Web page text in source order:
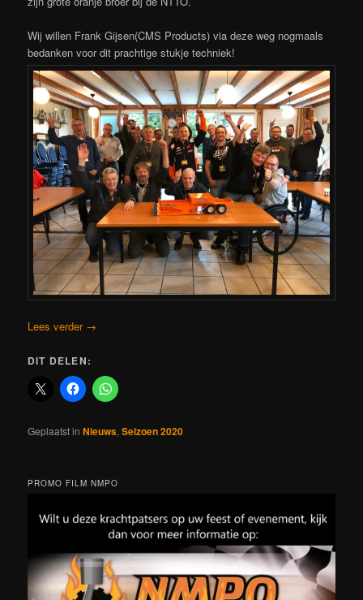
Wij willen Frank Gijsen(CMS Products) via deze weg nogmaals
bedanken voor dit prachtige stukje techniek!
Lees verder →
DIT DELEN:
Geplaatst in Nieuws,Seizoen 2020
PROMO FILM NMPO